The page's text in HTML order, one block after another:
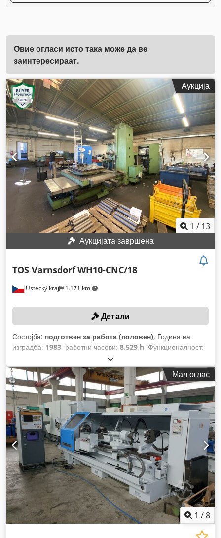
Овие огласи исто така може да ве
заинтересираат.
Аукција
1 / 13
Аукцијата завршена
Ústecký kraj 1.171 km
TOS VarnsdorfWH10-CNC/18
Детали
Состојба: подготвен за работа (половен), Година на
изградба: 1983, работни часови: 8.529 h, Функционалност:
, растојание на движење на Х-
оската:1.200 мм, движење по оската Y:1.120 мм,
растојание на движење Z-оска:950 мм, оптоварување на
масата:3.000 кг, пречник на вретеното:100 мм,
Мал оглас
1 /8